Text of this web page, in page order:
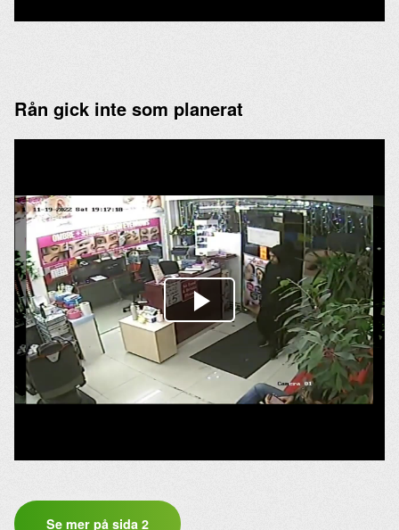
Rån gick inte som planerat
Se mer på sida 2